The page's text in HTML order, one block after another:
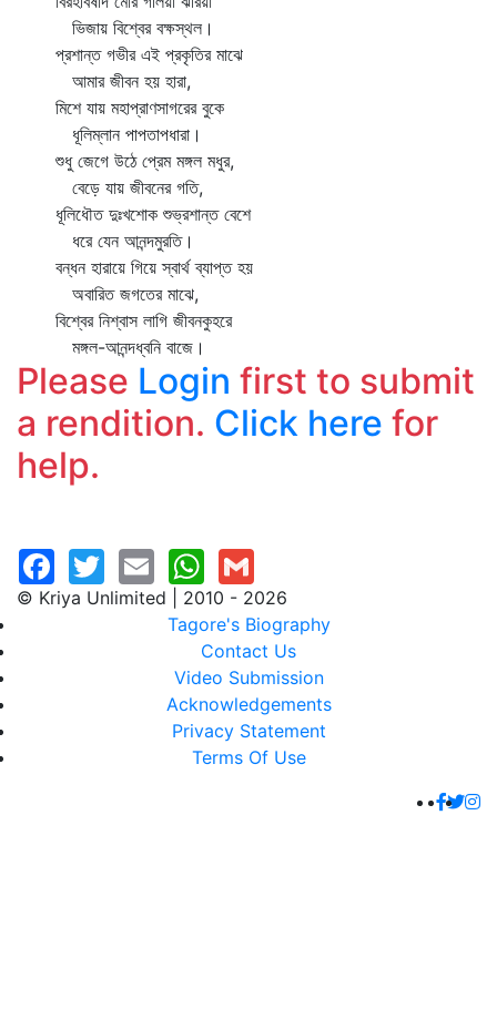
ভিজায় বিশ্বের বক্ষস্থল।
প্রশান্ত গভীর এই প্রকৃতির মাঝে
আমার জীবন হয় হারা,
মিশে যায় মহাপ্রাণসাগরের বুকে
ধূলিম্লান পাপতাপধারা।
শুধু জেগে উঠে প্রেম মঙ্গল মধুর,
বেড়ে যায় জীবনের গতি,
ধূলিধৌত দুঃখশোক শুভ্রশান্ত বেশে
ধরে যেন আনন্দমুরতি।
বন্ধন হারায়ে গিয়ে স্বার্থ ব্যাপ্ত হয়
অবারিত জগতের মাঝে,
বিশ্বের নিশ্বাস লাগি জীবনকুহরে
মঙ্গল-আনন্দধ্বনি বাজে।
Please Login first to submit
a rendition. Click here for
help.
© Kriya Unlimited | 2010 - 2026
Tagore's Biography
Contact Us
Video Submission
Acknowledgements
Privacy Statement
Terms Of Use